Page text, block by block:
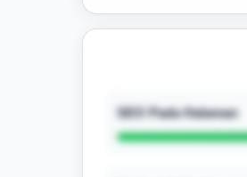
SEO Pada Halaman